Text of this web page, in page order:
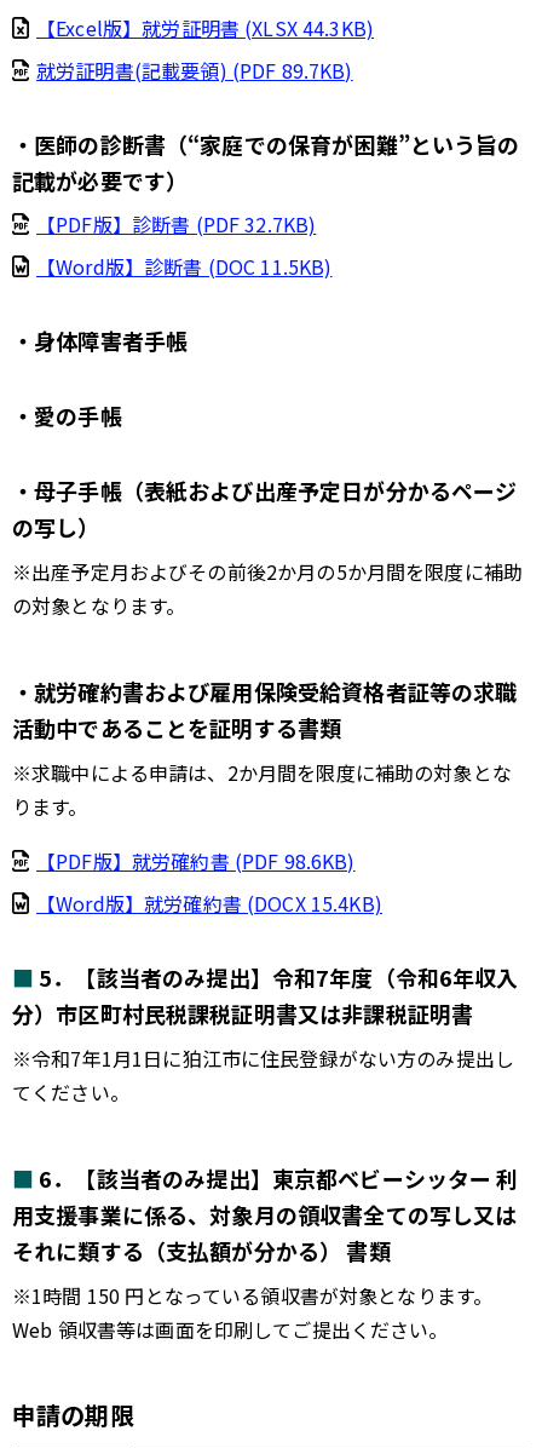
【Excel版】就労証明書 (XLSX 44.3KB)
就労証明書(記載要領) (PDF 89.7KB)
・医師の診断書（“家庭での保育が困難”という旨の
記載が必要です）
【PDF版】診断書 (PDF 32.7KB)
【Word版】診断書 (DOC 11.5KB)
・身体障害者手帳
・愛の手帳
・母子手帳（表紙および出産予定日が分かるページ
の写し）
※出産予定月およびその前後2か月の5か月間を限度に補助
の対象となります。
・就労確約書および雇用保険受給資格者証等の求職
活動中であることを証明する書類
※求職中による申請は、2か月間を限度に補助の対象とな
ります。
【PDF版】就労確約書 (PDF 98.6KB)
【Word版】就労確約書 (DOCX 15.4KB)
5．【該当者のみ提出】令和7年度（令和6年収入
分）市区町村民税課税証明書又は非課税証明書
※令和7年1月1日に狛江市に住民登録がない方のみ提出し
てください。
6．【該当者のみ提出】東京都ベビーシッター 利
用支援事業に係る、対象月の領収書全ての写し又は
それに類する（支払額が分かる） 書類
※1時間 150 円となっている領収書が対象となります。
Web 領収書等は画面を印刷してご提出ください。
申請の期限